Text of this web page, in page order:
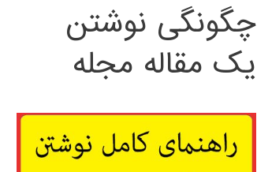
چگونگی نوشتن
یک مقاله مجله